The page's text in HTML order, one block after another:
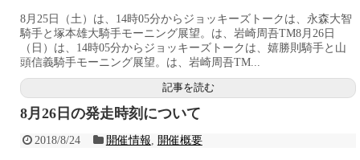
8月25日（土）は、14時05分からジョッキーズトークは、永森大智
騎手と塚本雄大騎手モーニング展望。は、岩崎周吾TM8月26日
（日）は、14時05分からジョッキーズトークは、嬉勝則騎手と山
頭信義騎手モーニング展望。は、岩崎周吾TM...
記事を読む
8月26日の発走時刻について
2018/8/24 開催情報, 開催概要